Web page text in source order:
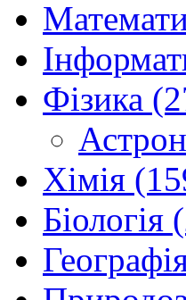
Фізика
Хімія
Біологія